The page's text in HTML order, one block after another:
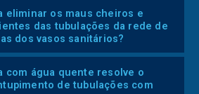
eliminar os maus cheiros e
das tubulações da rede de
dos vasos sanitários?
com água quente resolve o
de tubulações com